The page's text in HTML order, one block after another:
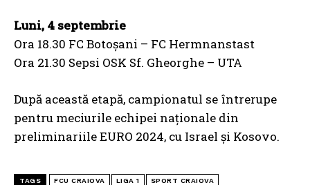
Luni, 4 septembrie
Ora 18.30 FC Botoșani – FC Hermnanstast
Ora 21.30 Sepsi OSK Sf. Gheorghe – UTA
După această etapă, campionatul se întrerupe
pentru meciurile echipei naționale din
preliminariile EURO 2024, cu Israel și Kosovo.
TAGS FCU CRAIOVA LIGA 1 SPORT CRAIOVA